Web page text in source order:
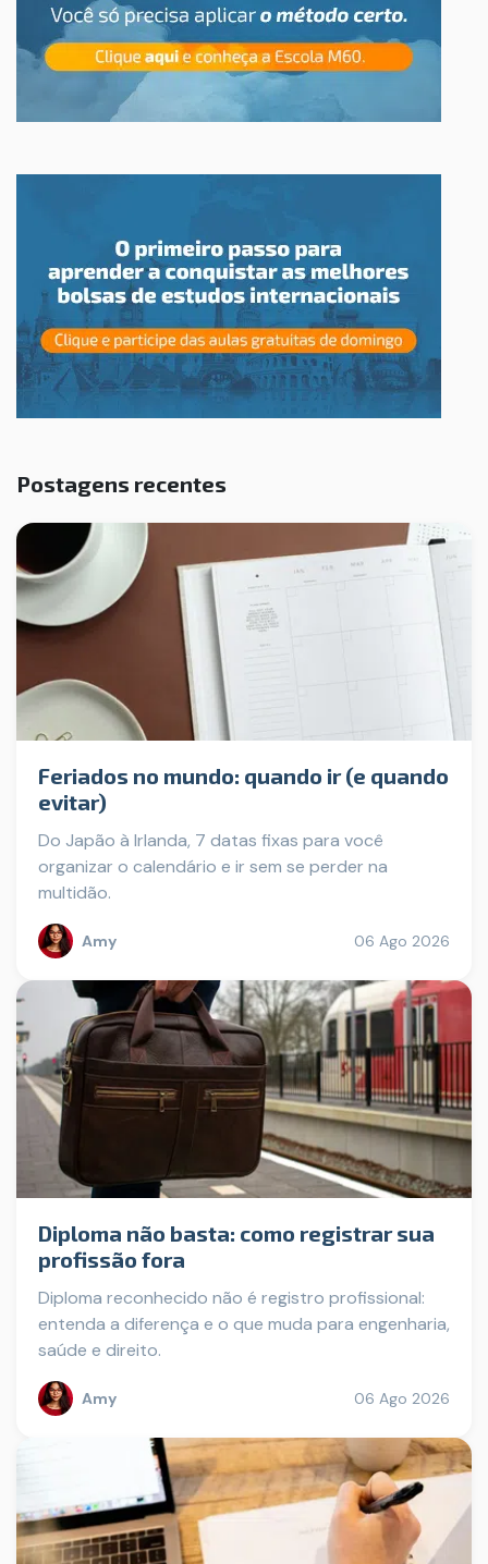
Postagens recentes
Feriados no mundo: quando ir (e quando
evitar)
Do Japão à Irlanda, 7 datas fixas para você
organizar o calendário e ir sem se perder na
multidão.
Amy 06 Ago 2026
Diploma não basta: como registrar sua
profissão fora
Diploma reconhecido não é registro profissional:
entenda a diferença e o que muda para engenharia,
saúde e direito.
Amy 06 Ago 2026